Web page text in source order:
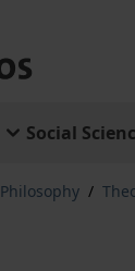
Social
Philosophy /